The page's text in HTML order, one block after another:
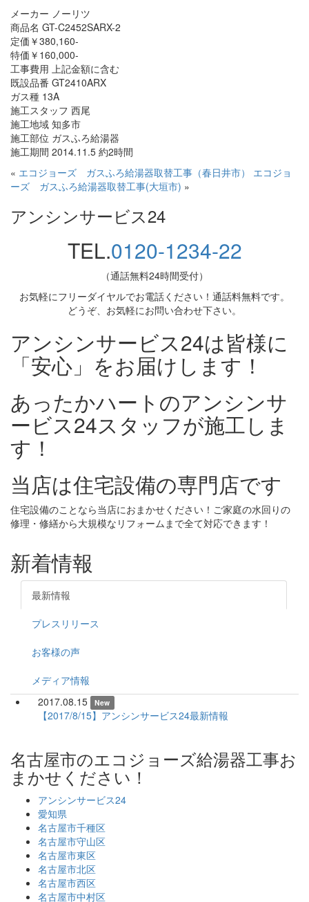
メーカー ノーリツ
商品名 GT-C2452SARX-2
定価￥380,160-
特価￥160,000-
工事費用 上記金額に含む
既設品番 GT2410ARX
ガス種 13A
施工スタッフ 西尾
施工地域 知多市
施工部位 ガスふろ給湯器
施工期間 2014.11.5 約2時間
« エコジョーズ ガスふろ給湯器取替工事（春日井市）
エコジョ
ーズ ガスふろ給湯器取替工事(大垣市) »
アンシンサービス24
TEL.0120-1234-22
（通話無料24時間受付）
お気軽にフリーダイヤルでお電話ください！通話料無料です。
どうぞ、お気軽にお問い合わせ下さい。
アンシンサービス24は皆様に
「安心」をお届けします！
あったかハートのアンシンサ
ービス24スタッフが施工しま
す！
当店は住宅設備の専門店です
住宅設備のことなら当店におまかせください！ご家庭の水回りの
修理・修繕から大規模なリフォームまで全て対応できます！
新着情報
最新情報
プレスリリース
お客様の声
メディア情報
2017.08.15
New
【2017/8/15】アンシンサービス24最新情報
名古屋市のエコジョーズ給湯器工事お
まかせください！
アンシンサービス24
愛知県
名古屋市千種区
名古屋市守山区
名古屋市東区
名古屋市北区
名古屋市西区
名古屋市中村区